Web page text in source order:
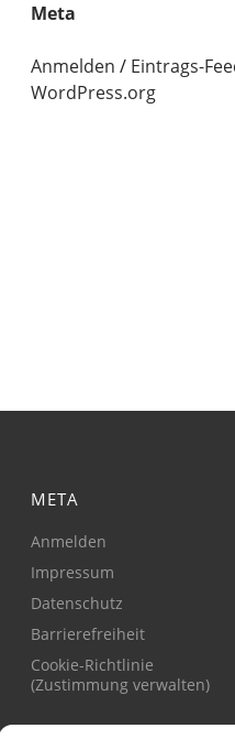
Meta
Anmelden Eintrags-
WordPress.org
META
Anmelden
Impressum
Datenschutz
Barrierefreiheit
Cookie-Richtlinie
(Zustimmung verwalten)